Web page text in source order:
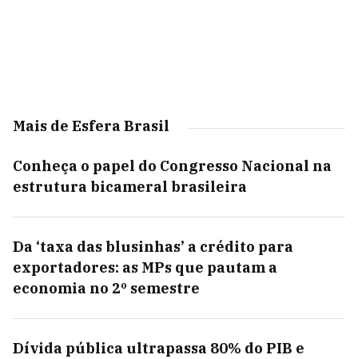
Mais de Esfera Brasil
Conheça o papel do Congresso Nacional na
estrutura bicameral brasileira
Da ‘taxa das blusinhas’ a crédito para
exportadores: as MPs que pautam a
economia no 2º semestre
Dívida pública ultrapassa 80% do PIB e